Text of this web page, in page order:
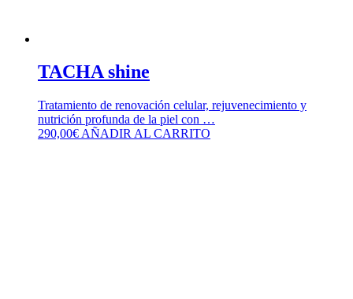
TACHA shine
Tratamiento de renovación celular, rejuvenecimiento y
nutrición profunda de la piel con …
290,00€ AÑADIR AL CARRITO